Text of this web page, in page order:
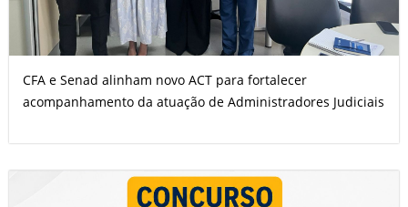
CFA e Senad alinham novo ACT para fortalecer
acompanhamento da atuação de Administradores Judiciais